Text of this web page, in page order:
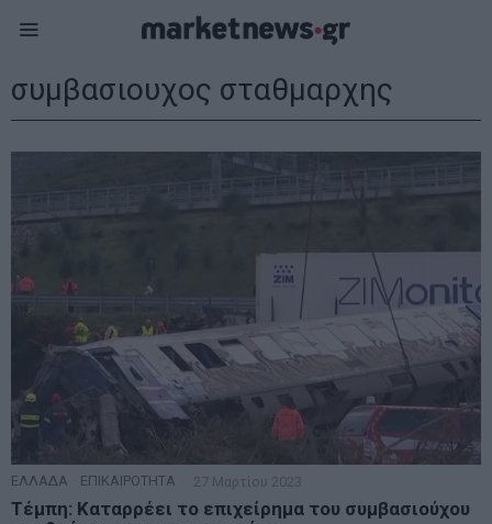
συμβασιουχος σταθμαρχης
ΕΛΛΑΔΑ ΕΠΙΚΑΙΡΟΤΗΤΑ 27 Μαρτίου 2023
Τέμπη: Καταρρέει το επιχείρημα του συμβασιούχου